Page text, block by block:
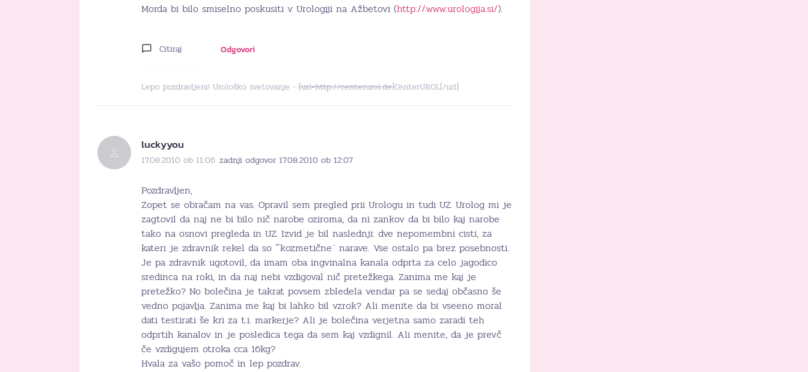
Morda bi bilo smiselno poskusiti v Urologiji na Ažbetovi (http://www.urologija.si/).
Citiraj Odgovori
Lepo pozdravljeni! Urološko svetovanje - [url=http://centerurol.de]CenterUROL[/url]
luckyyou
17.08.2010 ob 11:06 zadnji odgovor 17.08.2010 ob 12:07
Pozdravljen,
Zopet se obračam na vas. Opravil sem pregled prii Urologu in tudi UZ. Urolog mi je
zagtovil da naj ne bi bilo nič narobe oziroma, da ni zankov da bi bilo kaj narobe
tako na osnovi pregleda in UZ. Izvid je bil naslednji: dve nepomembni cisti, za
kateri je zdravnik rekel da so ˝kozmetične¨ narave. Vse ostalo pa brez posebnosti.
Je pa zdravnik ugotovil, da imam oba ingvinalna kanala odprta za celo jagodico
sredinca na roki, in da naj nebi vzdigoval nič pretežkega. Zanima me kaj je
pretežko? No bolečina je takrat povsem zbledela vendar pa se sedaj občasno še
vedno pojavlja. Zanima me kaj bi lahko bil vzrok? Ali menite da bi vseeno moral
dati testirati še kri za t.i. markerje? Ali je bolečina verjetna samo zaradi teh
odprtih kanalov in je posledica tega da sem kaj vzdignil. Ali menite, da je prevč
če vzdigujem otroka cca 16kg?
Hvala za vašo pomoč in lep pozdrav.